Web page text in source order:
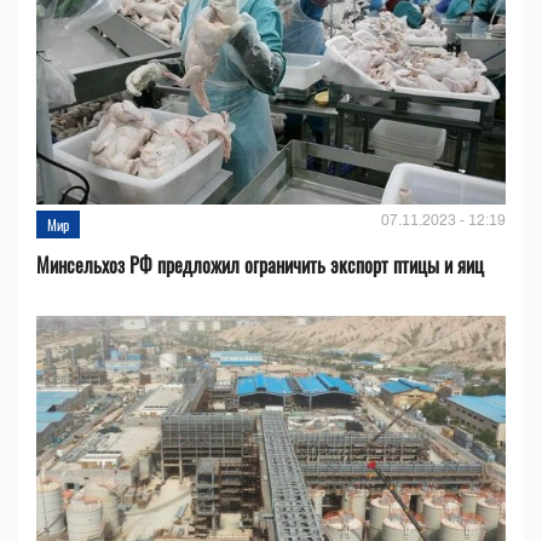
Мир 07.11.2023 - 12:19
Минсельхоз РФ предложил ограничить экспорт птицы и яиц